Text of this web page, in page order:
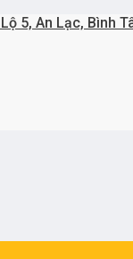
5, An Lạc, Bình